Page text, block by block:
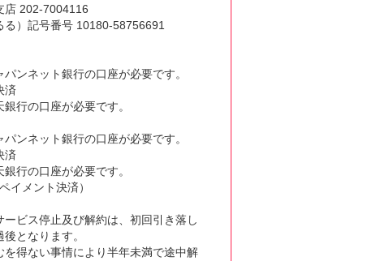
202-7004116
る）記号番号 10180-58756691
ンネット銀行の口座が必要です。
済
行の口座が必要です。
ンネット銀行の口座が必要です。
済
行の口座が必要です。
イメント決済）
ービス停止及び解約は、初回引き落し
となります。
を得ない事情により半年未満で途中解